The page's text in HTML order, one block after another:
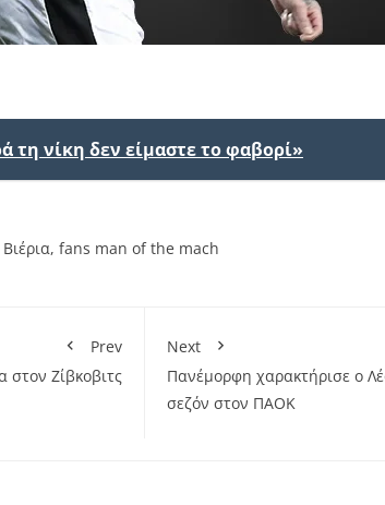
τη νίκη δεν είμαστε το φαβορί»
Βιέρια, fans man of the mach
Prev
Ζίβκοβιτς
Next
Πανέμορφη χαρακτήρισε ο
σεζόν στον ΠΑΟΚ